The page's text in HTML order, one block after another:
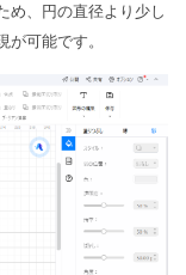
め、円の直径より少し
可能です。